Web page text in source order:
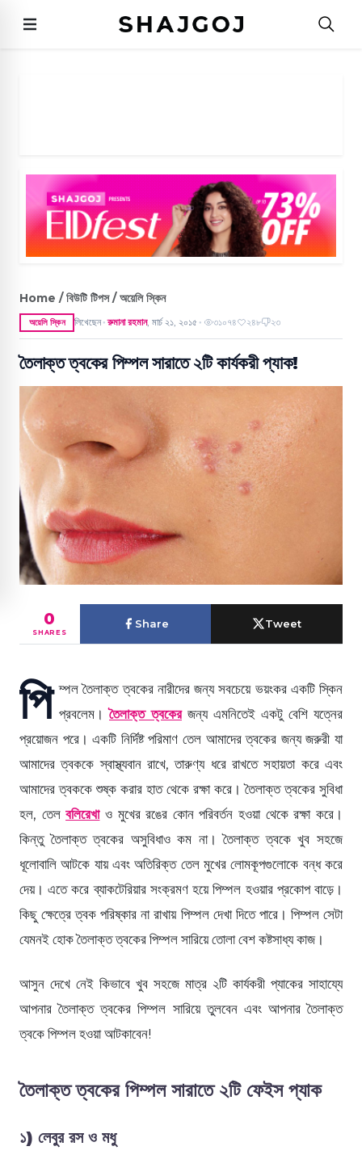
Home / বিউটি টিপস / অয়েলি স্কিন
অয়েলি স্কিন লিখেছেন ● রুমানা রহমান,মার্চ ২১, ২০১৫ ● ৩১০৭৪ ২৪৮ ২৩
তৈলাক্ত ত্বকের পিম্পল সারাতে ২টি কার্যকরী প্যাক!
0
SHARES
Share Tweet
পি ম্পল তৈলাক্ত ত্বকের নারীদের জন্য সবচেয়ে ভয়ংকর একটি স্কিন
প্রবলেম।তৈলাক্ত ত্বকেরজন্য এমনিতেই একটু বেশি যত্নের
প্রয়োজন পরে। একটি নির্দিষ্ট পরিমাণ তেল আমাদের ত্বকের জন্য জরুরী যা
আমাদের ত্বককে স্বাস্থ্যবান রাখে, তারুণ্য ধরে রাখতে সহায়তা করে এবং
আমাদের ত্বককে শুষ্ক করার হাত থেকে রক্ষা করে। তৈলাক্ত ত্বকের সুবিধা
হল, তেলবলিরেখাও মুখের রঙের কোন পরিবর্তন হওয়া থেকে রক্ষা করে।
কিন্তু তৈলাক্ত ত্বকের অসুবিধাও কম না। তৈলাক্ত ত্বকে খুব সহজে
ধূলোবালি আটকে যায় এবং অতিরিক্ত তেল মুখের লোমকূপগুলোকে বন্ধ করে
দেয়। এতে করে ব্যাকটেরিয়ার সংক্রমণ হয়ে পিম্পল হওয়ার প্রকোপ বাড়ে।
কিছু ক্ষেত্রে ত্বক পরিষ্কার না রাখায় পিম্পল দেখা দিতে পারে। পিম্পল সেটা
যেমনই হোক তৈলাক্ত ত্বকের পিম্পল সারিয়ে তোলা বেশ কষ্টসাধ্য কাজ।
আসুন দেখে নেই কিভাবে খুব সহজে মাত্র ২টি কার্যকরী প্যাকের সাহায্যে
আপনার তৈলাক্ত ত্বকের পিম্পল সারিয়ে তুলবেন এবং আপনার তৈলাক্ত
ত্বকে পিম্পল হওয়া আটকাবেন!
তৈলাক্ত ত্বকের পিম্পল সারাতে ২টি ফেইস প্যাক
১) লেবুর রস ও মধু